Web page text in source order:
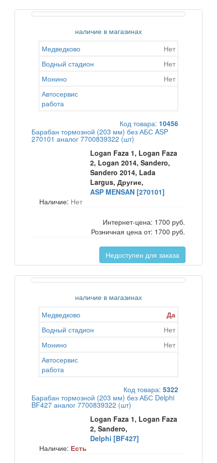
наличие в магазинах
Медведково
Нет
Водный стадион
Нет
Монино
Нет
Автосервис
работа
Код товара: 10456
Барабан тормозной (203 мм) без АБС ASP
270101 аналог 7700839322 (шт)
Logan Faza 1, Logan Faza
2, Logan 2014, Sandero,
Sandero 2014, Lada
Largus, Другие,
ASP MENSAN [270101]
Наличие: Нет
Интернет-цена: 1700 руб.
Розничная цена от: 1700 руб.
Недоступен для заказа
наличие в магазинах
Медведково
Да
Водный стадион
Нет
Монино
Нет
Автосервис
работа
Код товара: 5322
Барабан тормозной (203 мм) без АБС Delphi
BF427 аналог 7700839322 (шт)
Logan Faza 1, Logan Faza
2, Sandero,
Delphi [BF427]
Наличие: Есть